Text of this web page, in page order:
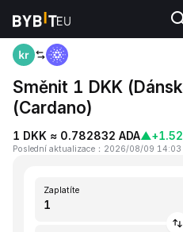
Domů DKK to ADA
Směnit 1 DKK
(Cardano)
1 DKK ≈ 0.782832 ADA▲
Poslední aktualizace ： 2026/08/09 14:03
Zaplatíte